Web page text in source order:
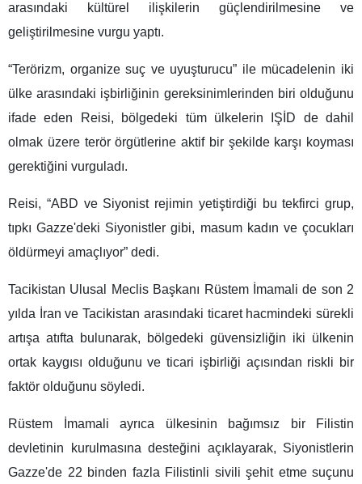
arasındaki kültürel ilişkilerin güçlendirilmesine ve
geliştirilmesine vurgu yaptı.
“Terörizm, organize suç ve uyuşturucu” ile mücadelenin iki
ülke arasındaki işbirliğinin gereksinimlerinden biri olduğunu
ifade eden Reisi, bölgedeki tüm ülkelerin IŞİD de dahil
olmak üzere terör örgütlerine aktif bir şekilde karşı koyması
gerektiğini vurguladı.
Reisi, “ABD ve Siyonist rejimin yetiştirdiği bu tekfirci grup,
tıpkı Gazze'deki Siyonistler gibi, masum kadın ve çocukları
öldürmeyi amaçlıyor” dedi.
Tacikistan Ulusal Meclis Başkanı Rüstem İmamali de son 2
yılda İran ve Tacikistan arasındaki ticaret hacmindeki sürekli
artışa atıfta bulunarak, bölgedeki güvensizliğin iki ülkenin
ortak kaygısı olduğunu ve ticari işbirliği açısından riskli bir
faktör olduğunu söyledi.
Rüstem İmamali ayrıca ülkesinin bağımsız bir Filistin
devletinin kurulmasına desteğini açıklayarak, Siyonistlerin
Gazze'de 22 binden fazla Filistinli sivili şehit etme suçunu